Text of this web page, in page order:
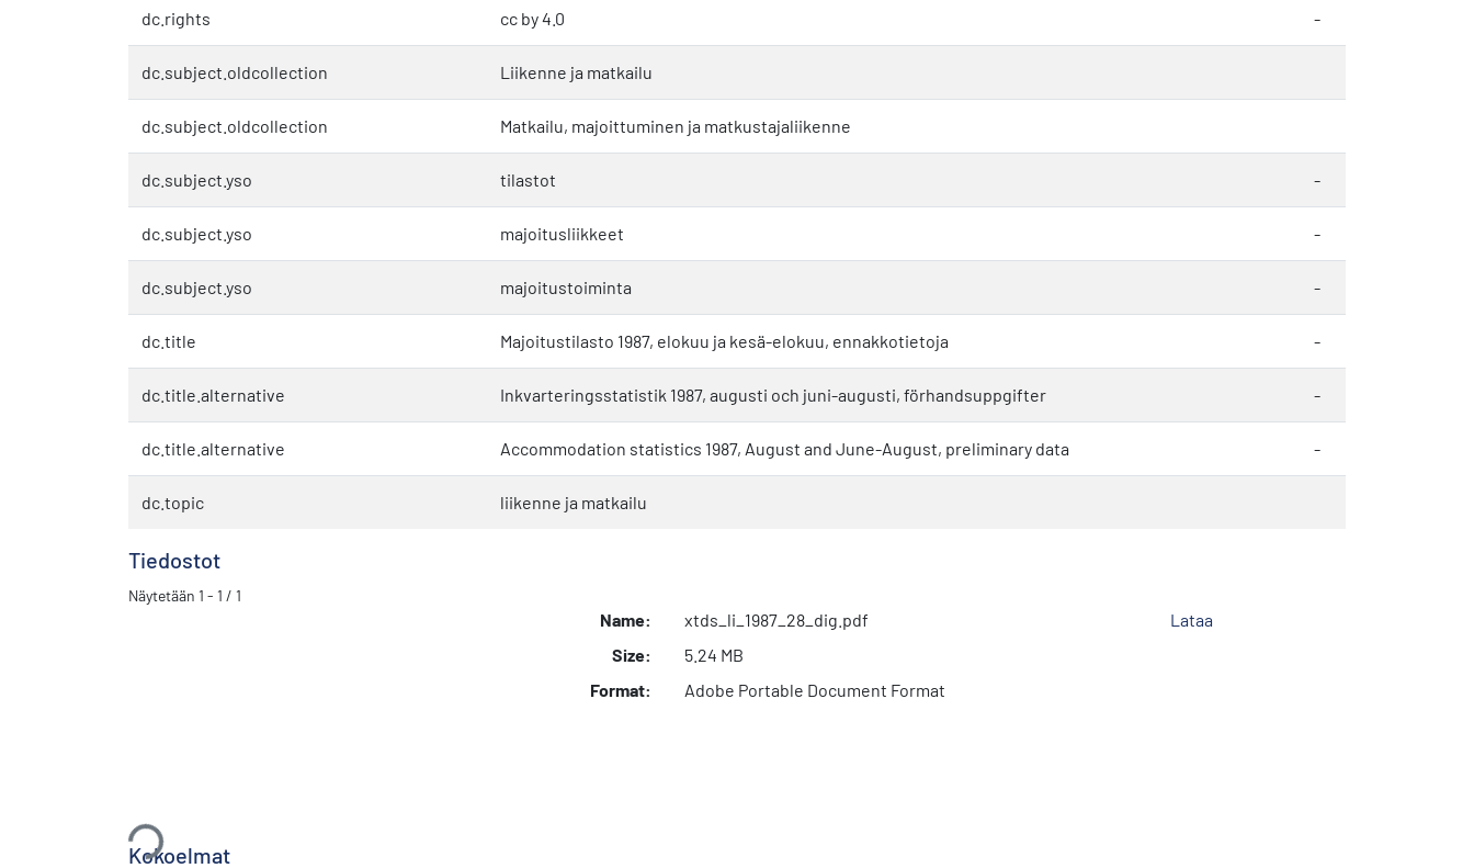
dc.rights cc by 4.0 -
dc.subject.oldcollection Liikenne ja matkailu
dc.subject.oldcollection Matkailu, majoittuminen ja matkustajaliikenne
dc.subject.yso tilastot -
dc.subject.yso majoitusliikkeet -
dc.subject.yso majoitustoiminta -
dc.title Majoitustilasto 1987, elokuu ja kesä-elokuu, ennakkotietoja -
dc.title.alternative Inkvarteringsstatistik 1987, augusti och juni-augusti, förhandsuppgifter -
dc.title.alternative Accommodation statistics 1987, August and June-August, preliminary data -
dc.topic liikenne ja matkailu
Tiedostot
Näytetään 1 - 1 / 1
Ladataan...
Name:
xtds_li_1987_28_dig.pdf
Size:
5.24 MB
Format:
Adobe Portable Document Format
Lataa
Kokoelmat